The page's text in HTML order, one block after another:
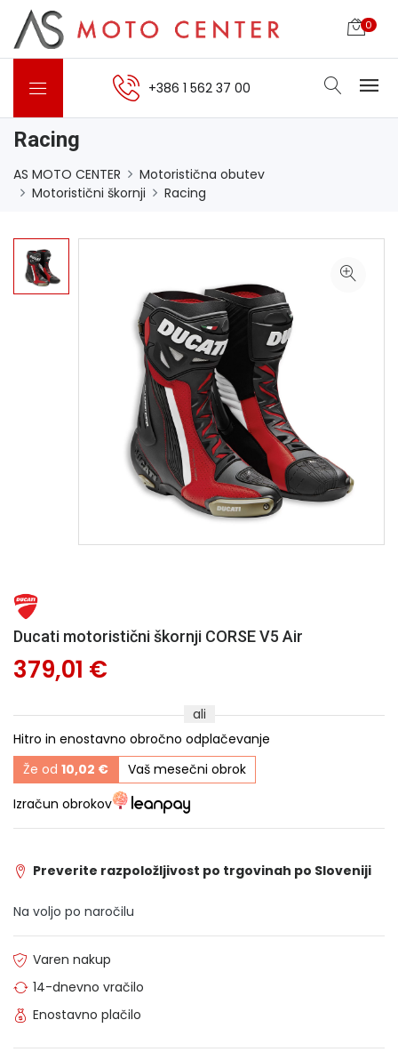
0
+386 1 562 37 00
Racing
AS MOTO CENTER
Motoristična obutev
Motoristični škornji
Racing
Ducati motoristični škornji CORSE V5 Air
379,01 €
ali
Hitro in enostavno obročno odplačevanje
Že od 10,02 €
Vaš mesečni obrok
Izračun obrokov
Preverite razpoložljivost po trgovinah po Sloveniji
Na voljo po naročilu
Varen nakup
14-dnevno vračilo
Enostavno plačilo